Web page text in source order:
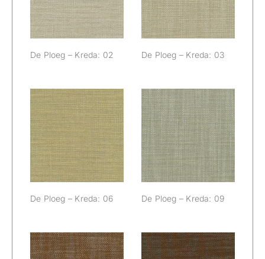
De Ploeg – Kreda: 02 De Ploeg – Kreda: 03
De Ploeg –
Kreda: 06
De Ploeg – Kreda: 06
De Ploeg –
Kreda: 09
De Ploeg – Kreda: 09